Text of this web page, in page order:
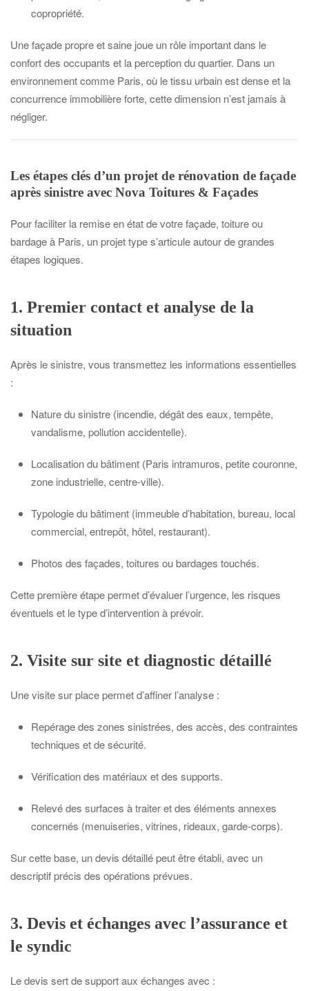
copropriété.
Une façade propre et saine joue un rôle important dans le
confort des occupants et la perception du quartier. Dans un
environnement comme Paris, où le tissu urbain est dense et la
concurrence immobilière forte, cette dimension n’est jamais à
négliger.
Les étapes clés d’un projet de rénovation de façade
après sinistre avec Nova Toitures & Façades
Pour faciliter la remise en état de votre façade, toiture ou
bardage à Paris, un projet type s’articule autour de grandes
étapes logiques.
1. Premier contact et analyse de la
situation
Après le sinistre, vous transmettez les informations essentielles
:
Nature du sinistre (incendie, dégât des eaux, tempête,
vandalisme, pollution accidentelle).
Localisation du bâtiment (Paris intramuros, petite couronne,
zone industrielle, centre-ville).
Typologie du bâtiment (immeuble d’habitation, bureau, local
commercial, entrepôt, hôtel, restaurant).
Photos des façades, toitures ou bardages touchés.
Cette première étape permet d’évaluer l’urgence, les risques
éventuels et le type d’intervention à prévoir.
2. Visite sur site et diagnostic détaillé
Une visite sur place permet d’affiner l’analyse :
Repérage des zones sinistrées, des accès, des contraintes
techniques et de sécurité.
Vérification des matériaux et des supports.
Relevé des surfaces à traiter et des éléments annexes
concernés (menuiseries, vitrines, rideaux, garde-corps).
Sur cette base, un devis détaillé peut être établi, avec un
descriptif précis des opérations prévues.
3. Devis et échanges avec l’assurance et
le syndic
Le devis sert de support aux échanges avec :